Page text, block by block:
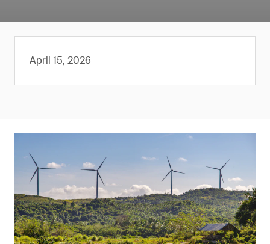
April 15, 2026